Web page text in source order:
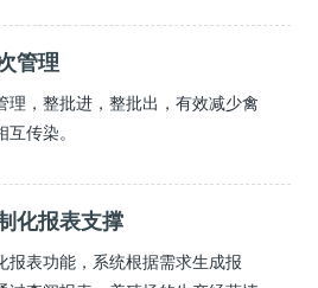
管理
理，整批进，整批出，有效减少禽
传染。
化报表支撑
报表功能，系统根据需求生成报